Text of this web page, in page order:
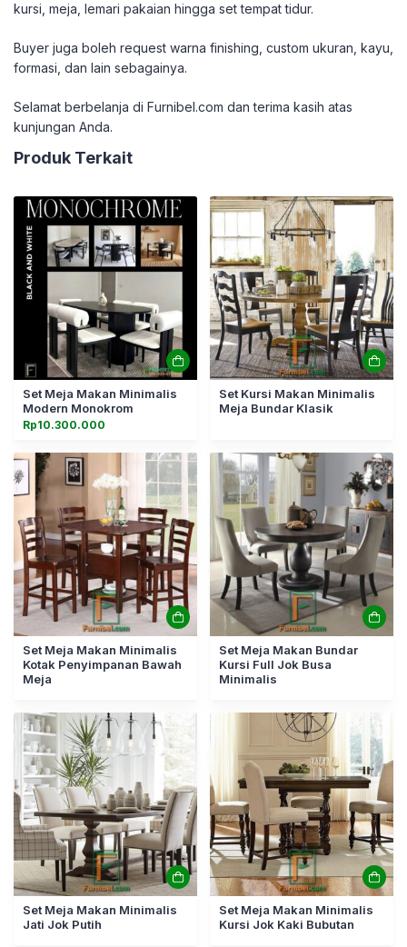
kursi, meja, lemari pakaian hingga set tempat tidur.
Buyer juga boleh request warna finishing, custom ukuran, kayu,
formasi, dan lain sebagainya.
Selamat berbelanja di Furnibel.com dan terima kasih atas
kunjungan Anda.
Produk Terkait
Set Meja Makan Minimalis
Modern Monokrom
Rp10.300.000
Set Kursi Makan Minimalis
Meja Bundar Klasik
Set Meja Makan Minimalis
Kotak Penyimpanan Bawah
Meja
Set Meja Makan Bundar
Kursi Full Jok Busa
Minimalis
Set Meja Makan Minimalis
Jati Jok Putih
Set Meja Makan Minimalis
Kursi Jok Kaki Bubutan